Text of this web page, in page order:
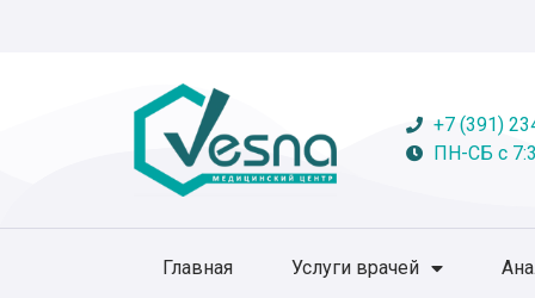
+7 (391)
ПН-СБ с
Главная Услуги врачей